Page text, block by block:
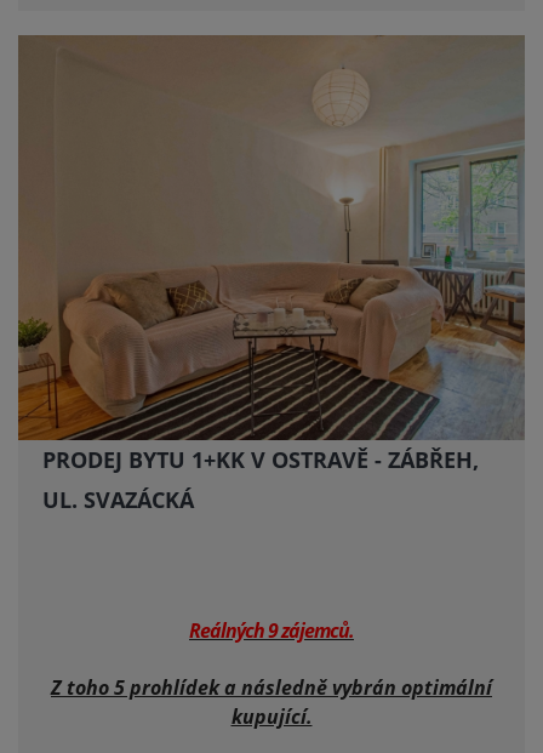
PRODEJ BYTU 1+KK V OSTRAVĚ - ZÁBŘEH,
UL. SVAZÁCKÁ
Reálných 9 zájemců.
Z toho 5 prohlídek a následně vybrán optimální
kupující.